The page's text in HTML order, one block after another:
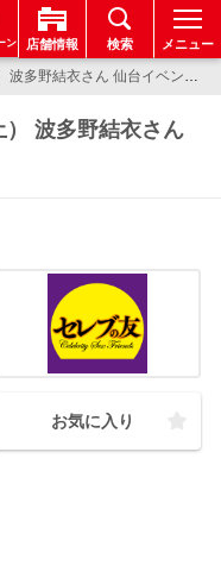
ン 店舗情報 検索 メニュー
結衣さん 仙台イベント開催決定！
） 波多野結衣さん
お気に入り